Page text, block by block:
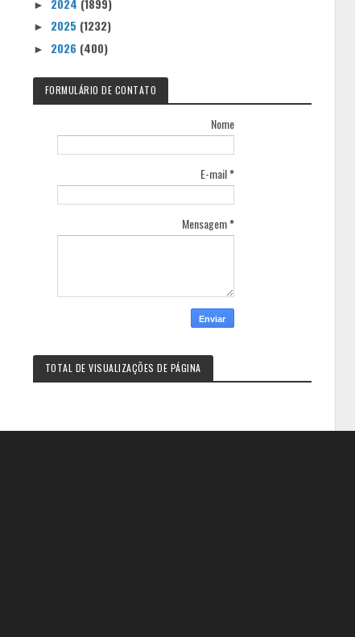
► 2024 (1899)
► 2025 (1232)
► 2026 (400)
FORMULÁRIO DE CONTATO
Nome
E-mail*
Mensagem*
TOTAL DE VISUALIZAÇÕES DE PÁGINA